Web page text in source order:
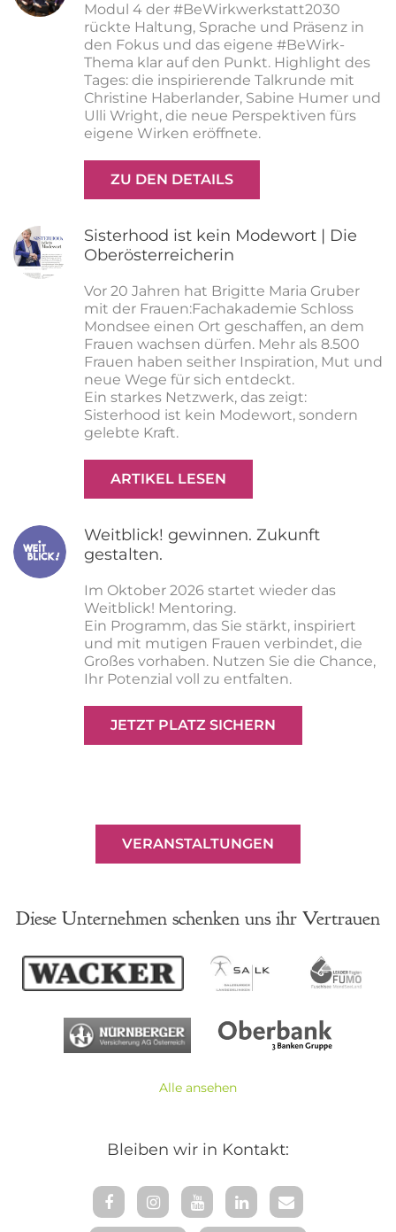
Modul 4 der #BeWirkwerkstatt2030
rückte Haltung, Sprache und Präsenz in
den Fokus und das eigene #BeWirk-
Thema klar auf den Punkt. Highlight des
Tages: die inspirierende Talkrunde mit
Christine Haberlander, Sabine Humer und
Ulli Wright, die neue Perspektiven fürs
eigene Wirken eröffnete.
ZU DEN DETAILS
Sisterhood ist kein Modewort | Die
Oberösterreicherin
Vor 20 Jahren hat Brigitte Maria Gruber
mit der Frauen:Fachakademie Schloss
Mondsee einen Ort geschaffen, an dem
Frauen wachsen dürfen. Mehr als 8.500
Frauen haben seither Inspiration, Mut und
neue Wege für sich entdeckt.
Ein starkes Netzwerk, das zeigt:
Sisterhood ist kein Modewort, sondern
gelebte Kraft.
ARTIKEL LESEN
Weitblick! gewinnen. Zukunft
gestalten.
Im Oktober 2026 startet wieder das
Weitblick! Mentoring.
Ein Programm, das Sie stärkt, inspiriert
und mit mutigen Frauen verbindet, die
Großes vorhaben. Nutzen Sie die Chance,
Ihr Potenzial voll zu entfalten.
JETZT PLATZ SICHERN
VERANSTALTUNGEN
Diese Unternehmen schenken uns ihr Vertrauen
Alle ansehen
Bleiben wir in Kontakt: